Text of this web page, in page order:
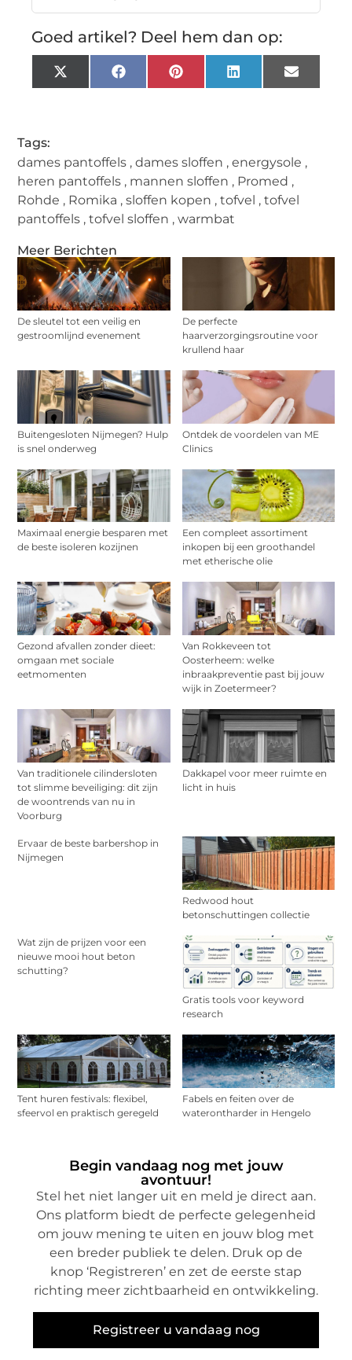
Meer Berichten
De sleutel tot een veilig en
gestroomlijnd evenement
De perfecte
haarverzorgingsroutine voor
krullend haar
Buitengesloten Nijmegen? Hulp
is snel onderweg
Ontdek de voordelen van ME
Clinics
Maximaal energie besparen met
de beste isoleren kozijnen
Een compleet assortiment
inkopen bij een groothandel
met etherische olie
Gezond afvallen zonder dieet:
omgaan met sociale
eetmomenten
Van Rokkeveen tot
Oosterheem: welke
inbraakpreventie past bij jouw
wijk in Zoetermeer?
Van traditionele cilindersloten
tot slimme beveiliging: dit zijn
de woontrends van nu in
Voorburg
Dakkapel voor meer ruimte en
licht in huis
Ervaar de beste barbershop in
Nijmegen
Redwood hout
betonschuttingen collectie
Wat zijn de prijzen voor een
nieuwe mooi hout beton
schutting?
Gratis tools voor keyword
research
Tent huren festivals: flexibel,
sfeervol en praktisch geregeld
Fabels en feiten over de
waterontharder in Hengelo
Begin vandaag nog met jouw
avontuur!
Stel het niet langer uit en meld je direct aan.
Ons platform biedt de perfecte gelegenheid
om jouw mening te uiten en jouw blog met
een breder publiek te delen. Druk op de
knop ‘Registreren’ en zet de eerste stap
richting meer zichtbaarheid en ontwikkeling.
Registreer u vandaag nog
Goed artikel? Deel hem dan op:
X
(Twitter)
FacebookPinterestLinkedInEmail
Tags:
dames pantoffels ,dames sloffen ,energysole ,
heren pantoffels , mannen sloffen , Promed ,
Rohde , Romika ,sloffen kopen ,tofvel ,tofvel
pantoffels ,tofvel sloffen ,warmbat